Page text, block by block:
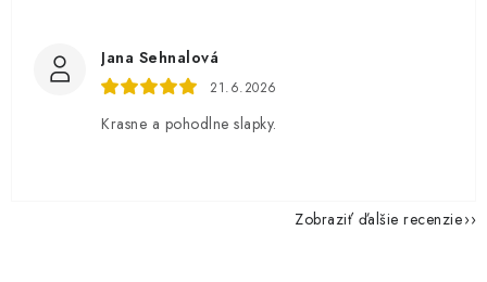
Jana Sehnalová
21.6.2026
Krasne a pohodlne slapky.
Zobraziť ďalšie recenzie